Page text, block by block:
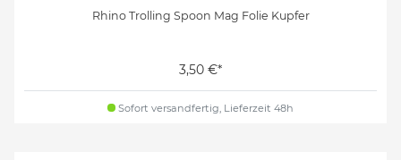
Rhino Trolling Spoon Mag Folie Kupfer
3,50 €*
Sofort versandfertig, Lieferzeit 48h